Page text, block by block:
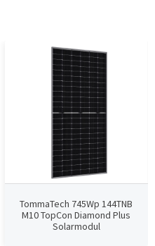
TommaTech 745Wp 144TNB
M10 TopCon Diamond Plus
Solarmodul